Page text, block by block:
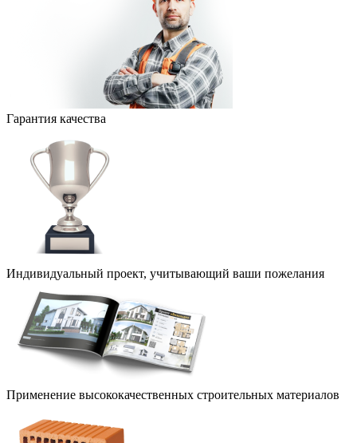
Гарантия качества
Индивидуальный проект, учитывающий ваши пожелания
Применение высококачественных строительных материалов